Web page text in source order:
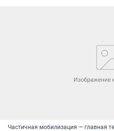
Частичная мобилизация — главная